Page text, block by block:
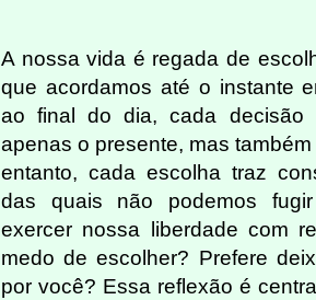
A nossa vida é regada de
que acordamos até o instante
ao final do dia, cada decisão
apenas o presente, mas
entanto, cada escolha traz
das quais não podemos
exercer nossa liberdade com
medo de escolher? Prefere
por você? Essa reflexão é